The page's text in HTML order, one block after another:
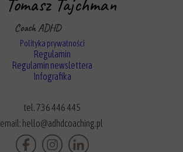
Polityka prywatności
Regulamin
Regulamin newslettera
Infografika
tel. 736 446 445
email: hello@adhdcoaching.pl
Coach ADHD